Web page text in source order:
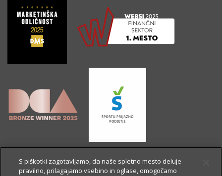
S piškotki zagotavljamo, da naše spletno mesto deluje
pravilno, prilagajamo vsebino in oglase, omogočamo